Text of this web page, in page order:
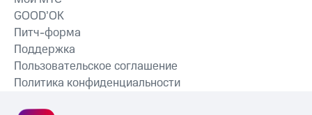
GOOD’OK
Питч-форма
Поддержка
Пользовательское соглашение
Политика конфиденциальности